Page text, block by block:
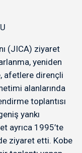
(JICA) ziyaret
yeniden
afetlere dirençli
alanlarında
toplantısı
yankı
ayrıca 1995’te
ziyaret etti. Kobe